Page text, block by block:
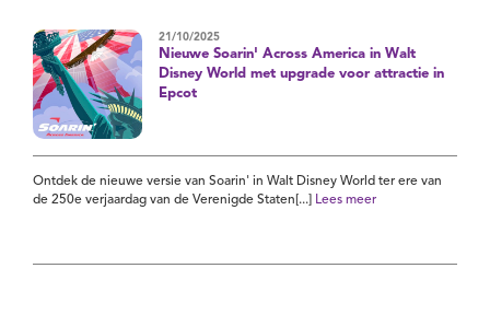
21/10/2025
Nieuwe Soarin' Across America in Walt
Disney World met upgrade voor attractie in
Epcot
Ontdek de nieuwe versie van Soarin' in Walt Disney World ter ere van
de 250e verjaardag van de Verenigde Staten[...]
Lees meer